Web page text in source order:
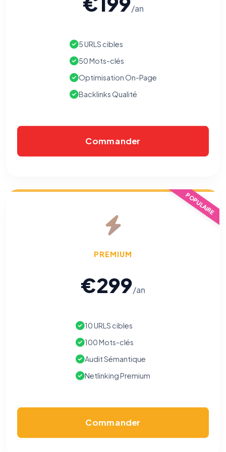
/an
5 URLS cibles
50 Mots-clés
Optimisation On-Page
Backlinks Qualité
Commander
POPULAIRE
PREMIUM
€299/an
10 URLS cibles
100 Mots-clés
Audit Sémantique
Netlinking Premium
Commander